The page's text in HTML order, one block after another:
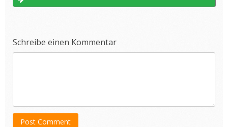
Schreibe einen Kommentar
Post Comment